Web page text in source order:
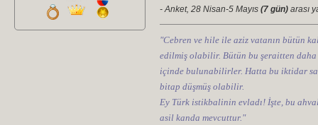
- Anket, 28 Nisan-5 Mayıs (7 gün) arası
"Cebren ve hile ile aziz vatanın bütün
edilmiş olabilir. Bütün bu şeraitten
içinde bulunabilirler. Hatta bu iktidar
bitap düşmüş olabilir.
Ey Türk istikbalinin evladı! İşte, bu
asil kanda mevcuttur."